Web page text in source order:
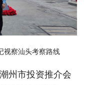
视察汕头考察路线
州市投资推介会